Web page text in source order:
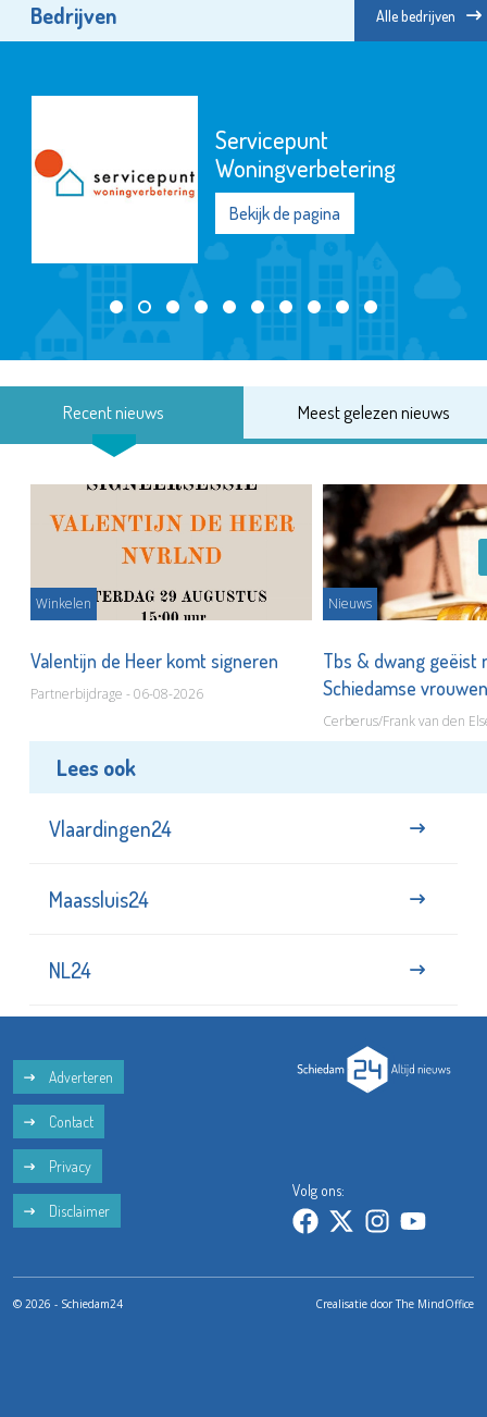
Bedrijven Alle bedrijven
Servicepunt
Woningverbetering
Bekijk de pagina
Recent nieuws Meest gelezen nieuws
Winkelen
Valentijn de Heer komt signeren
Partnerbijdrage - 06-08-2026
Nieuws
Tbs & dwang geëist
Schiedamse
Cerberus/Frank van den
Lees ook
Vlaardingen24
Maassluis24
NL24
Adverteren
Contact
Privacy
Disclaimer
Volg ons:
© 2026 - Schiedam24 Crealisatie doorThe MindOffice